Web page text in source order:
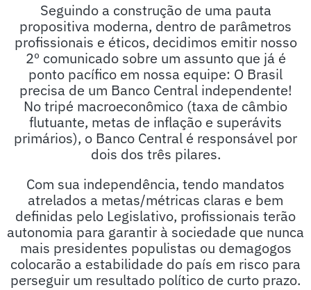
Seguindo a construção de uma pauta
propositiva moderna, dentro de parâmetros
profissionais e éticos, decidimos emitir nosso
2º comunicado sobre um assunto que já é
ponto pacífico em nossa equipe: O Brasil
precisa de um Banco Central independente!
No tripé macroeconômico (taxa de câmbio
flutuante, metas de inflação e superávits
primários), o Banco Central é responsável por
dois dos três pilares.
Com sua independência, tendo mandatos
atrelados a metas/métricas claras e bem
definidas pelo Legislativo, profissionais terão
autonomia para garantir à sociedade que nunca
mais presidentes populistas ou demagogos
colocarão a estabilidade do país em risco para
perseguir um resultado político de curto prazo.